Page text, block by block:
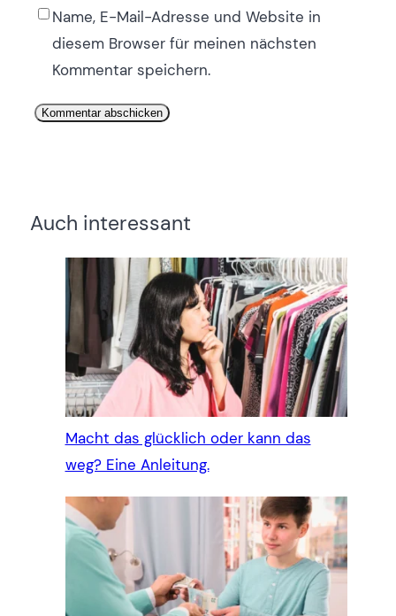
Name, E-Mail-Adresse und Website in
diesem Browser für meinen nächsten
Kommentar speichern.
Auch interessant
Macht das glücklich oder kann das
weg? Eine Anleitung.